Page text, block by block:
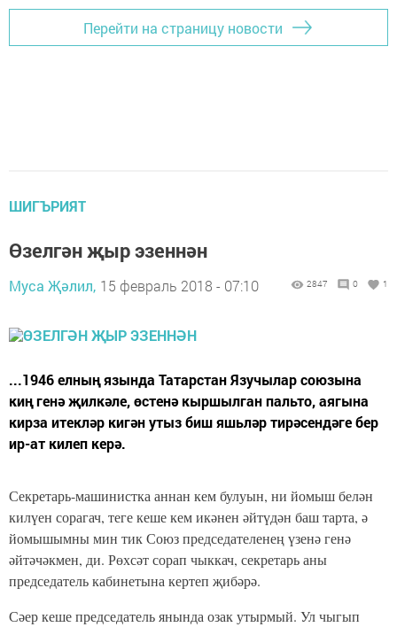
Перейти на страницу новости
ШИГЪРИЯТ
Өзелгән җыр эзеннән
Муса Җәлил, 15 февраль 2018 - 07:10 2847 0 1
...1946 елның язында Татарстан Язучылар союзына
киң генә җилкәле, өстенә кыршылган пальто, аягына
кирза итекләр кигән утыз биш яшьләр тирәсендәге бер
ир-ат килеп керә.
Секретарь-машинистка аннан кем булуын, ни йомыш белән
килүен сорагач, теге кеше кем икәнен әйтүдән баш тарта, ә
йомышымны мин тик Союз председателенең үзенә генә
әйтәчәкмен, ди. Рөхсәт сорап чыккач, секретарь аны
председатель кабинетына кертеп җибәрә.
Сәер кеше председатель янында озак утырмый. Ул чыгып